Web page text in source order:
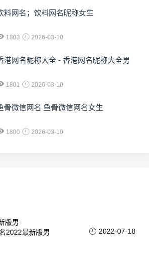
料网名；饮料网名昵称女生
1803 2026-03-10
港网名昵称大全 - 香港网名昵称大全男
1801 2026-03-10
骨微信网名 鱼骨微信网名女生
1800 2026-03-10
2022最新版男 2022-07-18